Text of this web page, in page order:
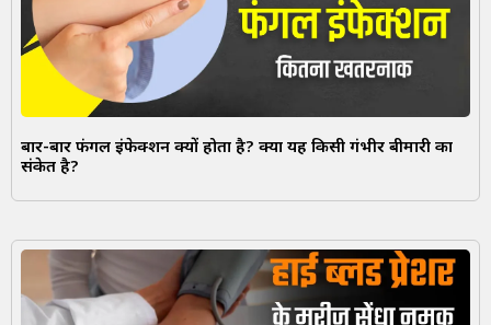
बार-बार फंगल इंफेक्शन क्यों होता है? क्या यह किसी गंभीर बीमारी का
संकेत है?